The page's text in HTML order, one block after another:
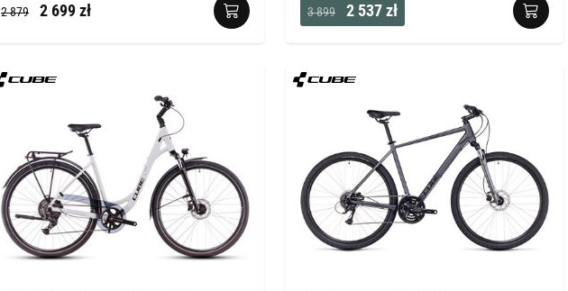
2 879 2 699 zł 3 899 2 537 zł